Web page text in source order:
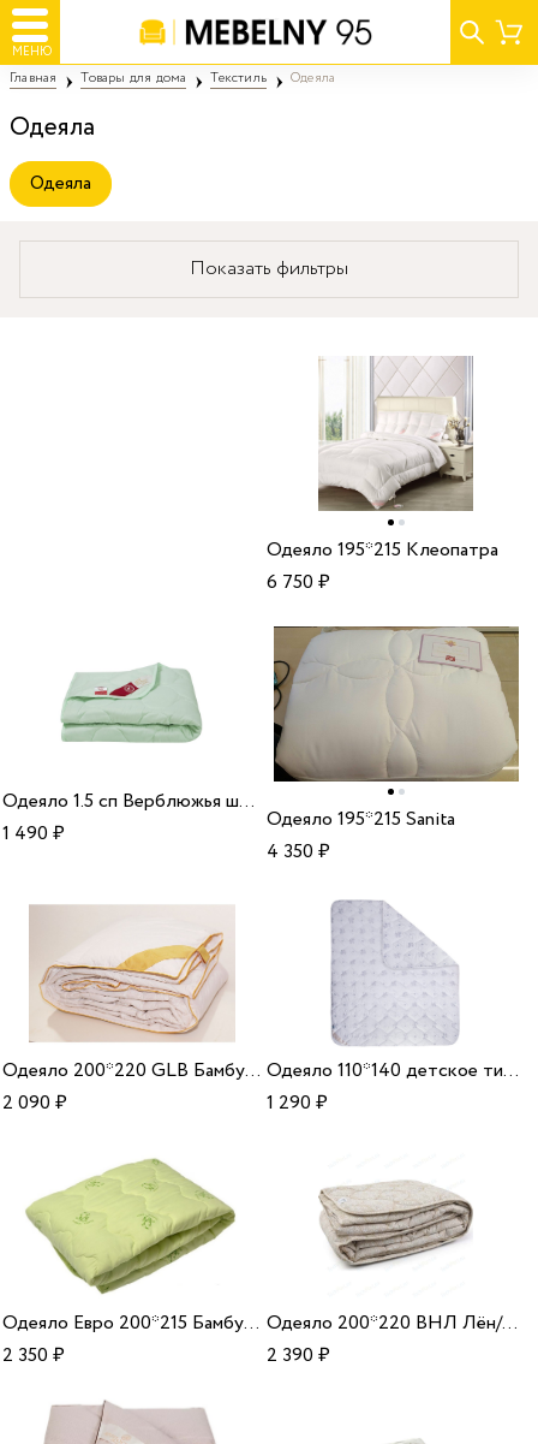
МЕНЮ
Главная Товары для дома Текстиль Одеяла
Одеяла
Одеяла
Показать фильтры
Одеяло 195*215 Клеопатра
6 750₽
Одеяло 1.5 сп Верблюжья шерсть микрофибра
1 490₽
Одеяло 195*215 Sanita
4 350₽
Одеяло 200*220 GLB Бамбук МФБ отб 150 22
2 090₽
Одеяло 110*140 детское тик/бамбук
1 290₽
Одеяло Евро 200*215 Бамбук микрофибра
2 350₽
Одеяло 200*220 ВНЛ Лён/ХБ 150 33
2 390₽